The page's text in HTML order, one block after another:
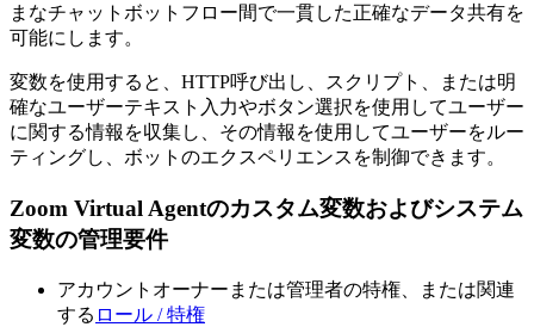
まなチャットボットフロー間で一貫した正確なデータ共有を
可能にします。
変数を使用すると、HTTP呼び出し、スクリプト、または明
確なユーザーテキスト入力やボタン選択を使用してユーザー
に関する情報を収集し、その情報を使用してユーザーをルー
ティングし、ボットのエクスペリエンスを制御できます。
Zoom Virtual Agentのカスタム変数およびシステム
変数の管理要件
アカウントオーナーまたは管理者の特権、または関連
する ロール / 特権